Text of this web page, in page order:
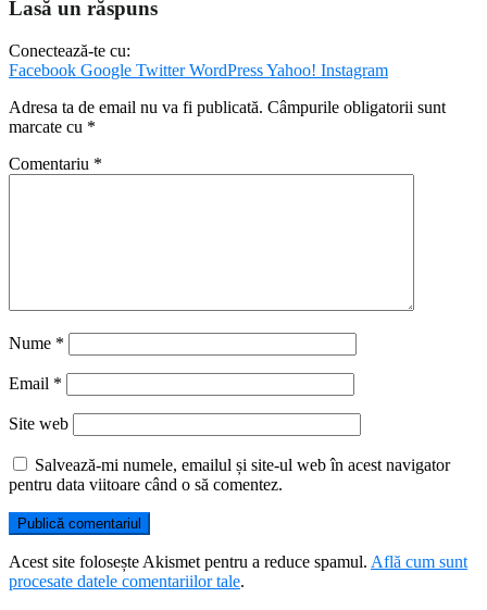
Lasă un răspuns
Conectează-te cu:
Facebook Google TwitterWordPressYahoo! Instagram
Adresa ta de email nu va fi publicată. Câmpurile obligatorii sunt
marcate cu *
Comentariu *
Nume *
Email *
Site web
Salvează-mi numele, emailul și site-ul web în acest navigator
pentru data viitoare când o să comentez.
Acest site folosește Akismet pentru a reduce spamul. Află cum sunt
procesate datele comentariilor tale.